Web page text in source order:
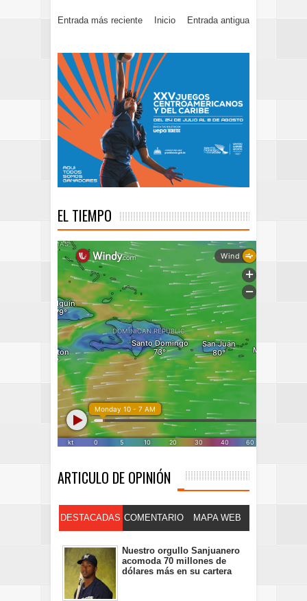
Entrada más reciente Entrada antigua
Inicio
EL TIEMPO
ARTICULO DE OPINIÓN
DESTACADAS COMENTARIO MAPA WEB
Nuestro orgullo Sanjuanero
acomoda 70 millones de
dólares más en su cartera